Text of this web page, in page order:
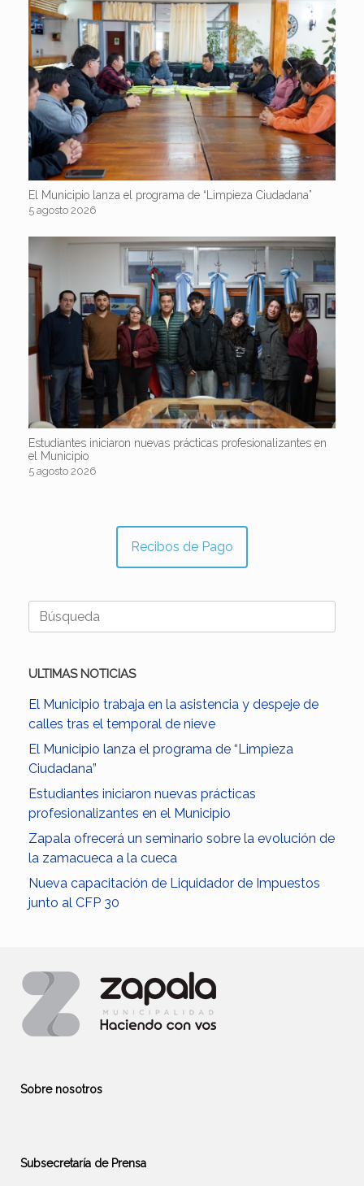
El Municipio lanza el programa de “Limpieza Ciudadana”
5 agosto 2026
Estudiantes iniciaron nuevas prácticas profesionalizantes en
el Municipio
5 agosto 2026
Recibos de Pago
Buscar:
ULTIMAS NOTICIAS
El Municipio trabaja en la asistencia y despeje de
calles tras el temporal de nieve
El Municipio lanza el programa de “Limpieza
Ciudadana”
Estudiantes iniciaron nuevas prácticas
profesionalizantes en el Municipio
Zapala ofrecerá un seminario sobre la evolución de
la zamacueca a la cueca
Nueva capacitación de Liquidador de Impuestos
junto al CFP 30
Sobre nosotros
Subsecretaría de Prensa